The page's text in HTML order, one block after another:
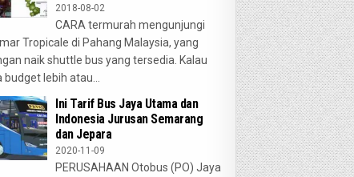
2018-08-02
CARA termurah mengunjungi
Tropicale di Pahang Malaysia, yang
naik shuttle bus yang tersedia. Kalau
budget lebih atau...
Ini Tarif Bus Jaya Utama dan
Indonesia Jurusan Semarang
dan Jepara
2020-11-09
PERUSAHAAN Otobus (PO) Jaya